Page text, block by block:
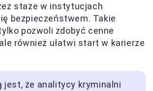
staże w instytucjach
bezpieczeństwem. Takie
pozwoli zdobyć cenne
również ułatwi start w karierze
jest, że analitycy kryminalni